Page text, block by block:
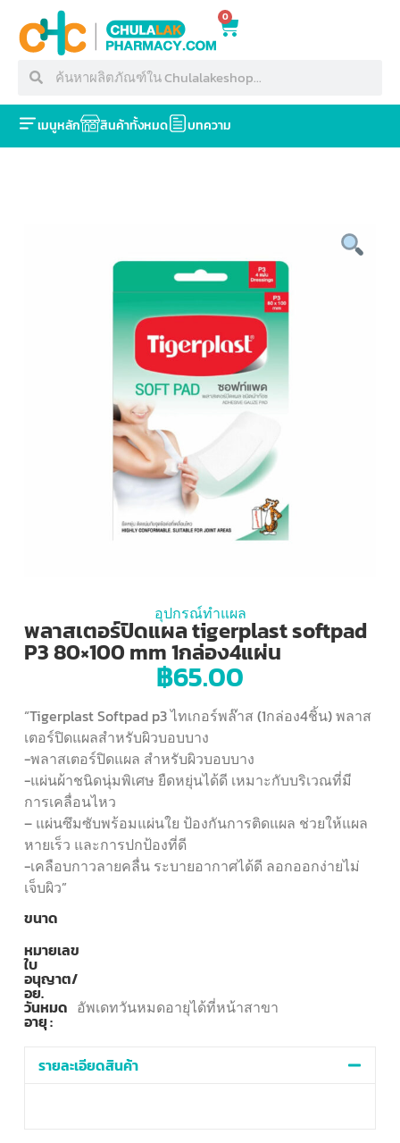
0
เมนูหลัก สินค้าทั้งหมด บทความ
อุปกรณ์ทำแผล
พลาสเตอร์ปิดแผล tigerplast softpad
P3 80×100 mm 1กล่อง4แผ่น
฿65.00
“Tigerplast Softpad p3 ไทเกอร์พล๊าส (1กล่อง4ชิ้น) พลาส
เตอร์ปิดแผลสำหรับผิวบอบบาง
-พลาสเตอร์ปิดแผล สำหรับผิวบอบบาง
-แผ่นผ้าชนิดนุ่มพิเศษ ยืดหยุ่นได้ดี เหมาะกับบริเวณที่มี
การเคลื่อนไหว
– แผ่นซึมซับพร้อมแผ่นใย ป้องกันการติดแผล ช่วยให้แผล
หายเร็ว และการปกป้องที่ดี
-เคลือบกาวลายคลื่น ระบายอากาศได้ดี ลอกออกง่ายไม่
เจ็บผิว”
ขนาด
หมายเลข
ใบ
อนุญาต/
อย.
วันหมด
อายุ :
อัพเดทวันหมดอายุได้ที่หน้าสาขา
รายละเอียดสินค้า